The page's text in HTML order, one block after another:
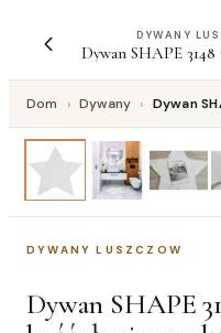
DYWANY
Dom › Dywany › Dywan
DYWANY LUSZCZOW
Dywan SHAPE